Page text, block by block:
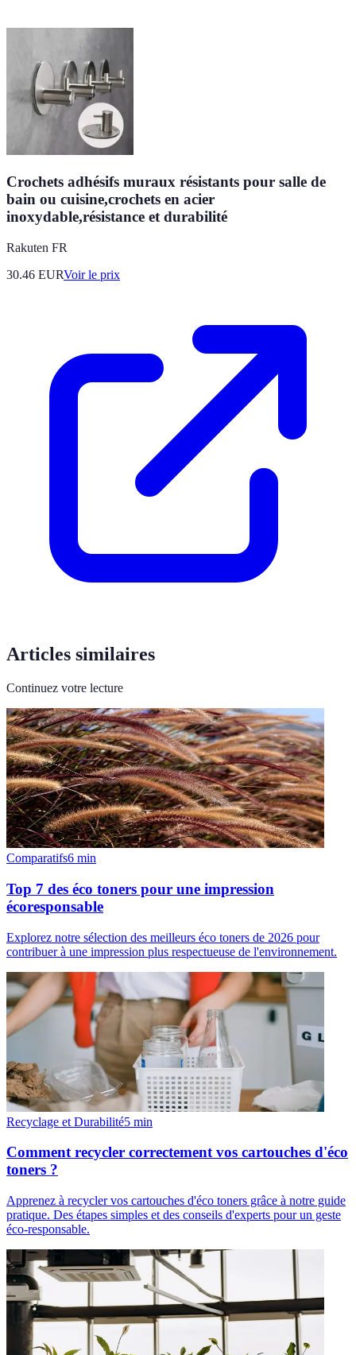
Crochets adhésifs muraux résistants pour salle de
bain ou cuisine,crochets en acier
inoxydable,résistance et durabilité
Rakuten FR
30.46 EURVoir le prix
Articles similaires
Continuez votre lecture
Comparatifs6 min
Top 7 des éco toners pour une impression
écoresponsable
Explorez notre sélection des meilleurs éco toners de 2026 pour
contribuer à une impression plus respectueuse de l'environnement.
Recyclage et Durabilité5 min
Comment recycler correctement vos cartouches d'éco
toners ?
Apprenez à recycler vos cartouches d'éco toners grâce à notre guide
pratique. Des étapes simples et des conseils d'experts pour un geste
éco-responsable.